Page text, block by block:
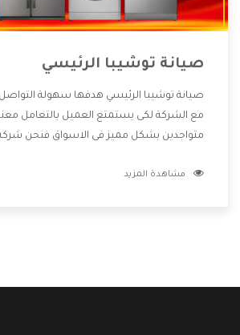
صيانة توشيبا الرئيسي
صيانة توشيبا الرئيسي هدفها سهولة
مع الشركة لكى يستمتع العميل بالتعامل
متواجدين بشكل مميز فى الاسواق فنحن
الشركة بها والتى تكون منها خدمة الصيانة
مشاهدة المزيد